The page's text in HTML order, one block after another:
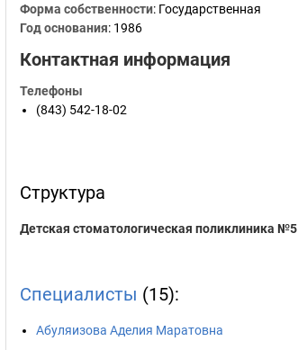
Форма собственности: Государственная
Год основания: 1986
Контактная информация
Телефоны
(843) 542-18-02
Структура
Детская стоматологическая поликлиника №5
Специалисты (15):
Абуляизова Аделия Маратовна